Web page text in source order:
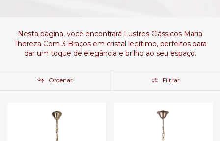
Nesta página, você encontrará Lustres Clássicos Maria
Thereza Com 3 Braços em cristal legítimo, perfeitos para
dar um toque de elegância e brilho ao seu espaço.
Ordenar Filtrar